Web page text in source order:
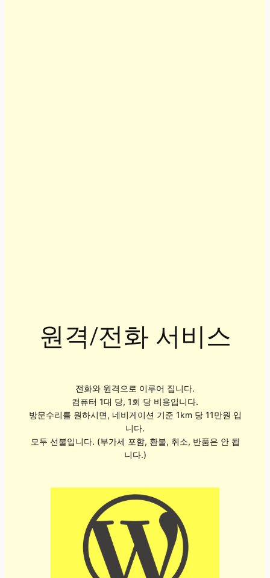
원격/전화 서비스
전화와 원격으로 이루어 집니다.
컴퓨터 1대 당, 1회 당 비용입니다.
방문수리를 원하시면, 네비게이션 기준 1km 당 11만원 입
니다.
모두 선불입니다. (부가세 포함, 환불, 취소, 반품은 안 됩
니다.)